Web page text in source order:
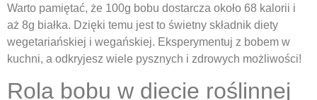
Warto pamiętać, że 100g bobu dostarcza około 68 kalorii i
aż 8g białka. Dzięki temu jest to świetny składnik diety
wegetariańskiej i wegańskiej. Eksperymentuj z bobem w
kuchni, a odkryjesz wiele pysznych i zdrowych możliwości!
Rola bobu w diecie roślinnej